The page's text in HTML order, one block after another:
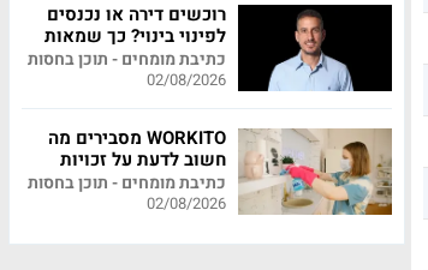
רוכשים דירה או נכנסים
לפינוי בינוי? כך שמאות
מקצועית יכולה לחסוך
לכם מאות אלפי שקלים
כתיבת מומחים - תוכן בחסות
02/08/2026
WORKITO מסבירים מה
חשוב לדעת על זכויות
עובדי משק בית
כתיבת מומחים - תוכן בחסות
02/08/2026